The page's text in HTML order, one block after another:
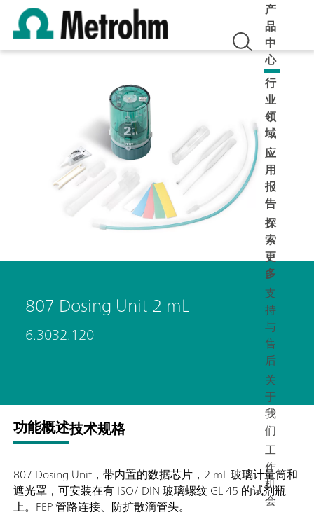
产
品
中
心
行
业
领
域
应
用
报
告
探
索
更
多
支
持
与
售
后
关
于
我
们
工
作
机
会
807 Dosing Unit 2 mL
6.3032.120
功能概述技术规格
807 Dosing Unit，带内置的数据芯片，2 mL 玻璃计量筒和
遮光罩，可安装在有 ISO/ DIN 玻璃螺纹 GL 45 的试剂瓶
上。FEP 管路连接、防扩散滴管头。